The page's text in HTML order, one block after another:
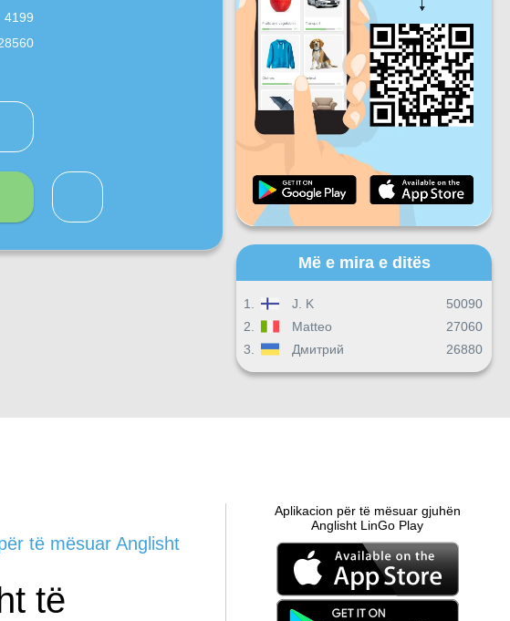
4199
Shtu Die
Progresi i përditshëm
Progresi mujor
Progresi i përgjithshëm
Më e mira e ditës
1. J. K
50090
2.
Matteo
27060
3.
Дмитрий 26880
të mësuar Anglisht
të
Aplikacion për të mësuar gjuhën
Anglisht LinGo Play